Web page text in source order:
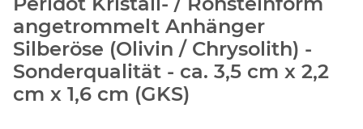
angetrommelt Anhänger
Silberöse (Olivin / Chrysolith) -
Sonderqualität - ca. 3,5 cm x 2,2
cm x 1,6 cm (GKS)